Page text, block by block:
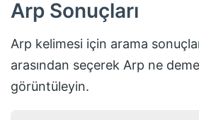
Arp Sonuçları
Arp kelimesi için arama
arasından seçerek Arp ne
görüntüleyin.